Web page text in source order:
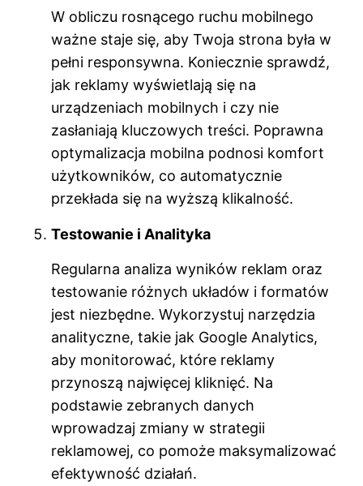
W obliczu rosnącego ruchu mobilnego
ważne staje się, aby Twoja strona była w
pełni responsywna. Koniecznie sprawdź,
jak reklamy wyświetlają się na
urządzeniach mobilnych i czy nie
zasłaniają kluczowych treści. Poprawna
optymalizacja mobilna podnosi komfort
użytkowników, co automatycznie
przekłada się na wyższą klikalność.
Testowanie i Analityka
Regularna analiza wyników reklam oraz
testowanie różnych układów i formatów
jest niezbędne. Wykorzystuj narzędzia
analityczne, takie jak Google Analytics,
aby monitorować, które reklamy
przynoszą najwięcej kliknięć. Na
podstawie zebranych danych
wprowadzaj zmiany w strategii
reklamowej, co pomoże maksymalizować
efektywność działań.